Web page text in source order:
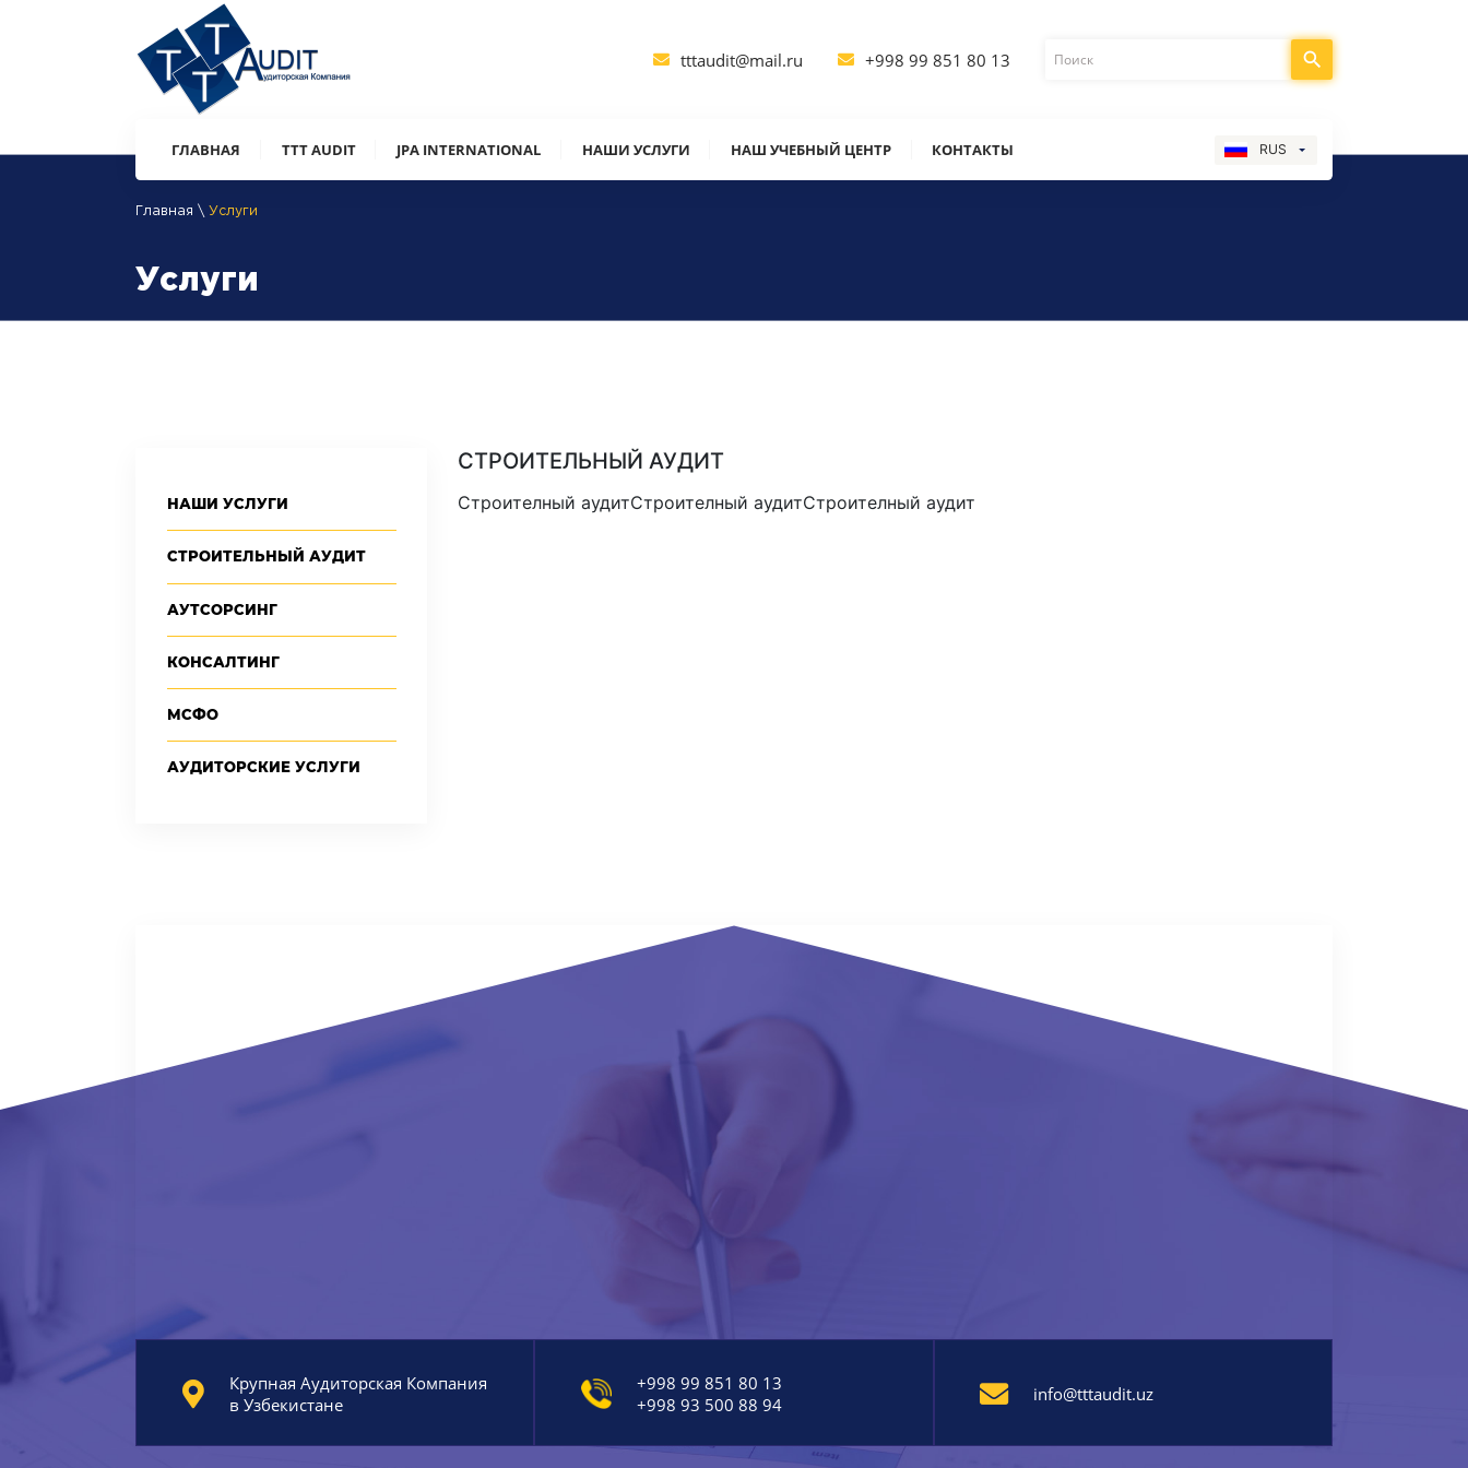
tttaudit@mail.ru +998 99 851 80 13
ГЛАВНАЯ ТТТ AUDIT JPA INTERNATIONAL НАШИ УСЛУГИ НАШ УЧЕБНЫЙ ЦЕНТР КОНТАКТЫ RUS
Главная \Услуги
Услуги
НАШИ УСЛУГИ
СТРОИТЕЛЬНЫЙ АУДИТ
АУТСОРСИНГ
КОНСАЛТИНГ
МСФО
АУДИТОРСКИЕ УСЛУГИ
СТРОИТЕЛЬНЫЙ АУДИТ
Строителный аудитСтроителный аудитСтроителный аудит
Крупная Аудиторская Компания
в Узбекистане
+998 99 851 80 13
+998 93 500 88 94
info@tttaudit.uz